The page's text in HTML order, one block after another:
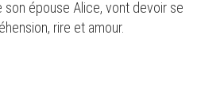
épouse Alice, vont devoir se
rire et amour.